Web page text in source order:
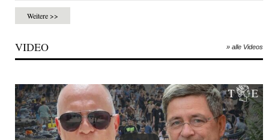
Weitere >>
VIDEO » alle Videos